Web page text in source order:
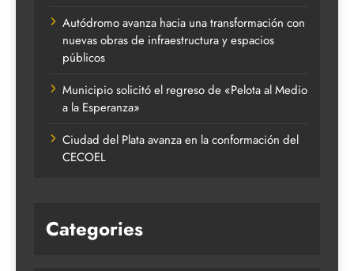
Autódromo avanza hacia una transformación con
nuevas obras de infraestructura y espacios
públicos
Municipio solicitó el regreso de «Pelota al Medio
a la Esperanza»
Ciudad del Plata avanza en la conformación del
CECOEL
Categories